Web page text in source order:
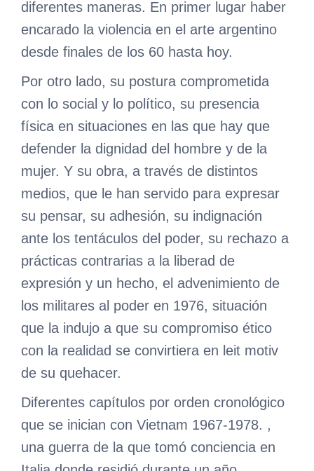
diferentes maneras. En primer lugar haber
encarado la violencia en el arte argentino
desde finales de los 60 hasta hoy.
Por otro lado, su postura comprometida
con lo social y lo político, su presencia
física en situaciones en las que hay que
defender la dignidad del hombre y de la
mujer. Y su obra, a través de distintos
medios, que le han servido para expresar
su pensar, su adhesión, su indignación
ante los tentáculos del poder, su rechazo a
prácticas contrarias a la liberad de
expresión y un hecho, el advenimiento de
los militares al poder en 1976, situación
que la indujo a que su compromiso ético
con la realidad se convirtiera en leit motiv
de su quehacer.
Diferentes capítulos por orden cronológico
que se inician con Vietnam 1967-1978. ,
una guerra de la que tomó conciencia en